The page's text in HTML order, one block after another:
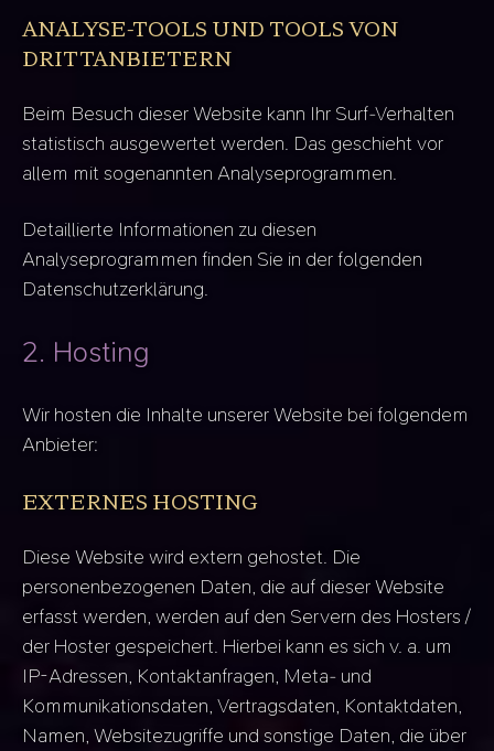
ANALYSE-TOOLS UND TOOLS VON
DRITT­ANBIETERN
Beim Besuch dieser Website kann Ihr Surf-Verhalten
statistisch ausgewertet werden. Das geschieht vor
allem mit sogenannten Analyseprogrammen.
Detaillierte Informationen zu diesen
Analyseprogrammen finden Sie in der folgenden
Datenschutzerklärung.
2. Hosting
Wir hosten die Inhalte unserer Website bei folgendem
Anbieter:
EXTERNES HOSTING
Diese Website wird extern gehostet. Die
personenbezogenen Daten, die auf dieser Website
erfasst werden, werden auf den Servern des Hosters /
der Hoster gespeichert. Hierbei kann es sich v. a. um
IP-Adressen, Kontaktanfragen, Meta- und
Kommunikationsdaten, Vertragsdaten, Kontaktdaten,
Namen, Websitezugriffe und sonstige Daten, die über